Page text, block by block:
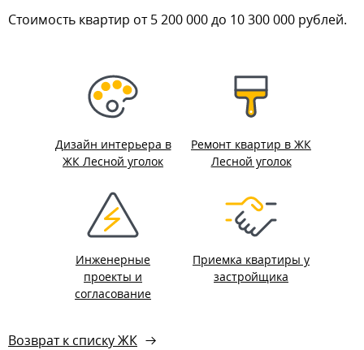
Стоимость квартир от 5 200 000 до 10 300 000 рублей.
Дизайн интерьера в
ЖК Лесной уголок
Ремонт квартир в ЖК
Лесной уголок
Инженерные
проекты и
согласование
Приемка квартиры у
застройщика
Возврат к списку ЖК